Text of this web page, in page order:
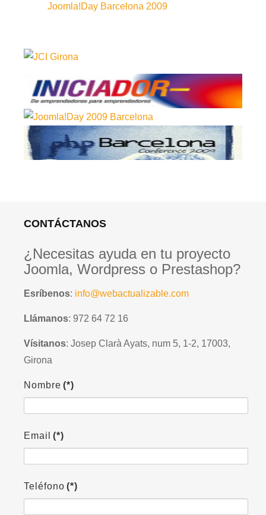
Joomla!Day Barcelona 2009
CONTÁCTANOS
¿Necesitas ayuda en tu proyecto
Joomla, Wordpress o Prestashop?
Esríbenos: info@webactualizable.com
Llámanos: 972 64 72 16
Vísitanos: Josep Clarà Ayats, num 5, 1-2, 17003,
Girona
Nombre (*)
Email (*)
Teléfono (*)